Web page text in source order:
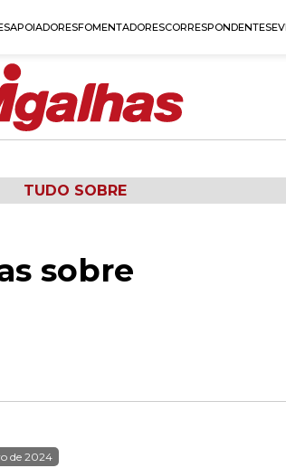
APOIADORESFOMENTADORESCORRESPONDENTES
TUDO SOBRE
sobre
de 2024